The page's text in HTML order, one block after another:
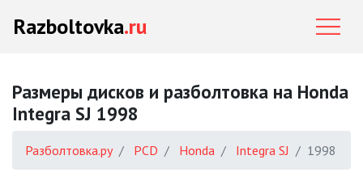
Razboltovka.ru
Размеры дисков и разболтовка на Honda
Integra SJ 1998
Разболтовка.ру PCD Honda Integra SJ 1998